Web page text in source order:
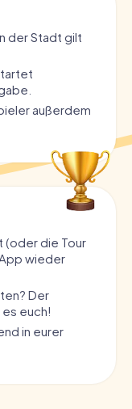
der Stadt gilt
außerdem
(oder die Tour
wieder
Der
euch!
in eurer